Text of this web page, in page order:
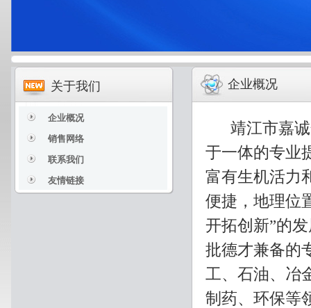
企业概况
靖江市嘉诚
于一体的专业
富有生机活力
便捷，地理位
开拓创新”的
批德才兼备的
工、石油、冶
制药、环保等
关于我们
企业概况
销售网络
联系我们
友情链接